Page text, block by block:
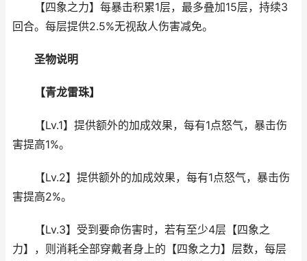
【四象之力】每暴击积累1层，最多叠加15层，持续3
回合。每层提供2.5%无视敌人伤害减免。
圣物说明
【青龙雷珠】
【Lv.1】提供额外的加成效果，每有1点怒气，暴击伤
害提高1%。
【Lv.2】提供额外的加成效果，每有1点怒气，暴击伤
害提高2%。
【Lv.3】受到要命伤害时，若有至少4层【四象之
力】，则消耗全部穿戴者身上的【四象之力】层数，每层